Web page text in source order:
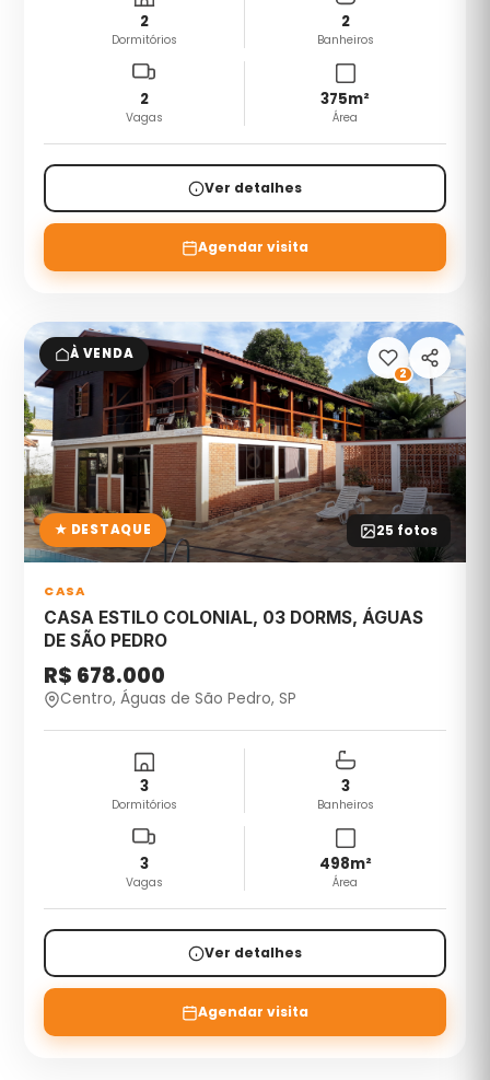
2
Dormitórios
2
Banheiros
2
Vagas
375m²
Área
Ver detalhes
Agendar visita
À VENDA
25 fotos
★ DESTAQUE
2
CASA
CASA ESTILO COLONIAL, 03 DORMS, ÁGUAS
DE SÃO PEDRO
R$ 678.000
Centro, Águas de São Pedro, SP
3
Dormitórios
3
Banheiros
3
Vagas
498m²
Área
Ver detalhes
Agendar visita